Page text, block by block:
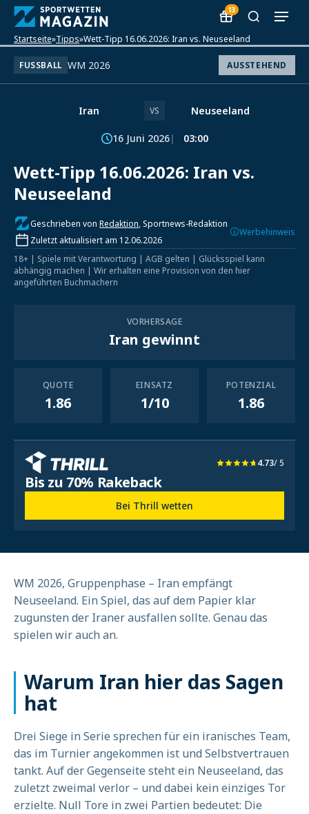
13
Startseite»Tipps»Wett-Tipp 16.06.2026: Iran vs. Neuseeland
FUSSBALL WM 2026 AUSSTEHEND
Iran VS Neuseeland
16 Juni 2026 03:00
Wett-Tipp 16.06.2026: Iran vs.
Neuseeland
Geschrieben von Redaktion, Sportnews-Redaktion
Zuletzt aktualisiert am 12.06.2026
Werbehinweis
18+ | Spiele mit Verantwortung | AGB gelten | Glücksspiel kann
abhängig machen | Wir erhalten eine Provision von den hier
angeführten Buchmachern
VORHERSAGE
Iran gewinnt
QUOTE
1.86
EINSATZ
1/10
POTENZIAL
1.86
4.73/ 5
Bis zu 70% Rakeback
Bei Thrill wetten
WM 2026, Gruppenphase – Iran empfängt
Neuseeland. Ein Spiel, das auf dem Papier klar
zugunsten der Iraner ausfallen sollte. Genau das
spielen wir auch an.
Warum Iran hier das Sagen
hat
Drei Siege in Serie sprechen für ein iranisches Team,
das im Turnier angekommen ist und Selbstvertrauen
tankt. Auf der Gegenseite steht ein Neuseeland, das
zuletzt zweimal verlor – und dabei kein einziges Tor
erzielte. Null Tore in zwei Partien bedeutet: Die